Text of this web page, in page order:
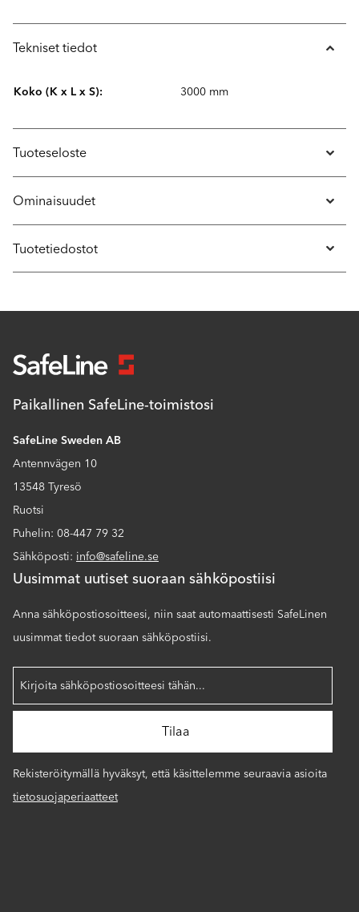
Tekniset tiedot
Koko (K x L x S): 3000 mm
Tuoteseloste
Ominaisuudet
Tuotetiedostot
Paikallinen SafeLine-toimistosi
SafeLine Sweden AB
Antennvägen 10
13548 Tyresö
Ruotsi
Puhelin: 08-447 79 32
Sähköposti: info@safeline.se
Uusimmat uutiset suoraan sähköpostiisi
Anna sähköpostiosoitteesi, niin saat automaattisesti SafeLinen
uusimmat tiedot suoraan sähköpostiisi.
Rekisteröitymällä hyväksyt, että käsittelemme seuraavia asioita
tietosuojaperiaatteet